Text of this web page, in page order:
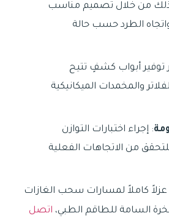
من خلال تصميم مناسب
الطرد حسب حالة
توفير أبواب كشفٍ تتيح
والمخمدات الميكانيكية
: إجراء اختبارات التوازن
من الاتجاهات الفعلية
كاملاً لمسارات سحب الغازات
السامة للطاقم الطبي، اتصل